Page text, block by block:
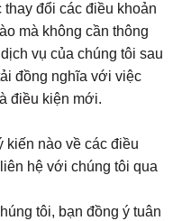
đổi các điều khoản
mà không cần thông
vụ của chúng tôi sau
đồng nghĩa với việc
điều kiện mới.
kiến ​​nào về các điều
hệ với chúng tôi qua
tôi, bạn đồng ý tuân